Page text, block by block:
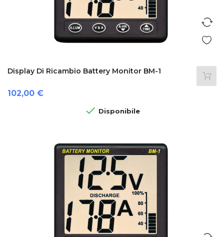
Display Di Ricambio Battery Monitor BM-1
Prezzo
102,00 €
 Disponibile